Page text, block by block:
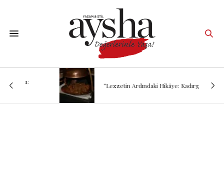
“Lezzetin Ardındaki Hikâye: Kadırgalı”